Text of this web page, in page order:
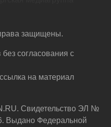
защищены.
согласования с
на материал
Свидетельство ЭЛ №
Выдано Федеральной